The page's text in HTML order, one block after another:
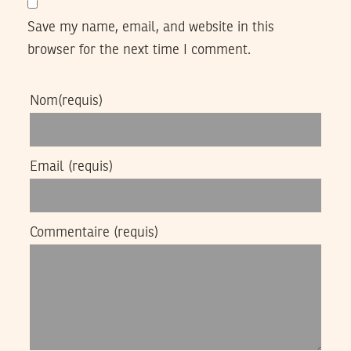
Save my name, email, and website in this
browser for the next time I comment.
Nom(requis)
Email (requis)
Commentaire (requis)